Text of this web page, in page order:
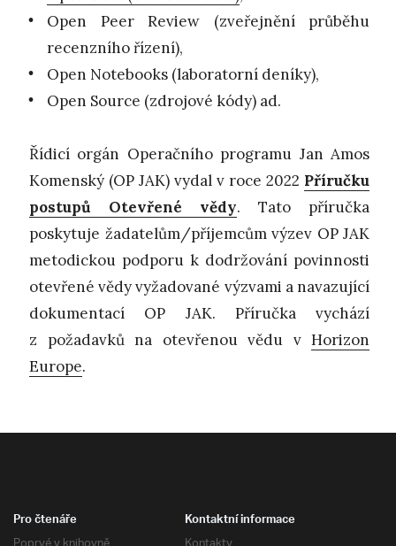
Open Peer Review (zveřejnění průběhu
recenzního řízení),
Open Notebooks (laboratorní deníky),
Open Source (zdrojové kódy) ad.
Řídicí orgán Operačního programu Jan Amos
Komenský (OP JAK) vydal v roce 2022 Příručku
postupů Otevřené vědy. Tato příručka
poskytuje žadatelům/příjemcům výzev OP JAK
metodickou podporu k dodržování povinnosti
otevřené vědy vyžadované výzvami a navazující
dokumentací OP JAK. Příručka vychází
z požadavků na otevřenou vědu v Horizon
Europe.
Pro čtenáře Kontaktní informace